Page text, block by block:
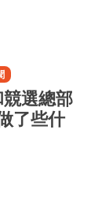
選總部
了些什